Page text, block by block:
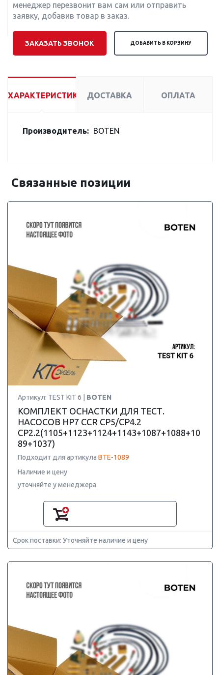
менеджер перезвонит вам сам или отправить
заявку, добавив товар в заказ.
ЗАКАЗАТЬ ЗВОНОК ДОБАВИТЬ В КОРЗИНУ
ХАРАКТЕРИСТИКИ ДОСТАВКА ОПЛАТА
Производитель: BOTEN
Связанные позиции
Артикул: TEST KIT 6 | BOTEN
КОМПЛЕКТ ОСНАСТКИ ДЛЯ ТЕСТ.
НАСОСОВ HP7 CCR CP5/CP4.2
CP2.2(1105+1123+1124+1143+1087+1088+10
89+1037)
Подходит для артикула BTE-1089
Наличие и цену
уточняйте у менеджера
Срок поставки: Уточняйте наличие и цену